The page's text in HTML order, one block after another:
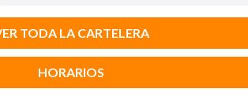
TODA LA CARTELERA
HORARIOS